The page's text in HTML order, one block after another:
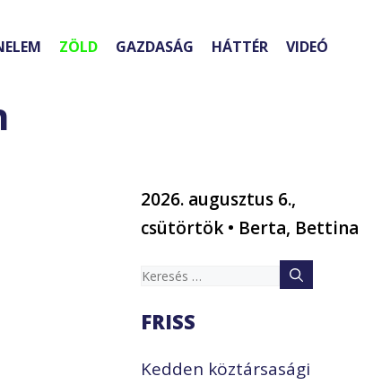
ZÖLD GAZDASÁG HÁTTÉR VIDEÓ
2026. augusztus 6.,
csütörtök • Berta, Bettina
Keresés:
FRISS
Kedden köztársasági